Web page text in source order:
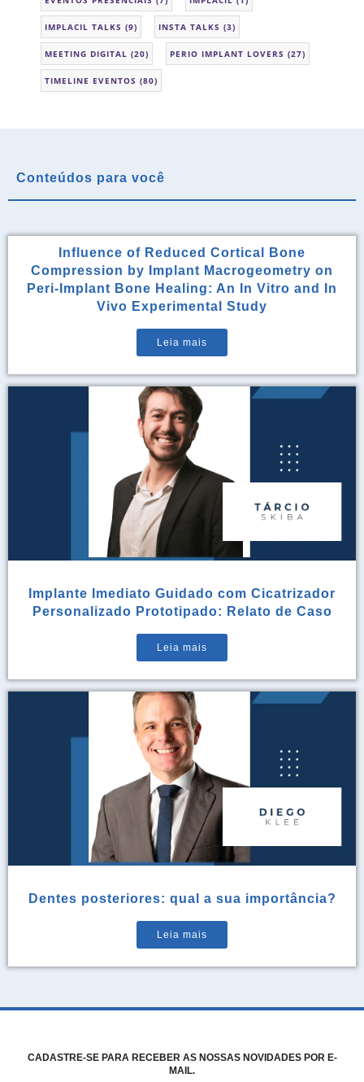
IMPLACIL TALKS (9) INSTA TALKS (3)
MEETING DIGITAL (20) PERIO IMPLANT LOVERS (27)
TIMELINE EVENTOS (80)
Conteúdos para você
Influence of Reduced Cortical Bone
Compression by Implant Macrogeometry on
Peri-Implant Bone Healing: An In Vitro and In
Vivo Experimental Study
Leia mais
Implante Imediato Guidado com Cicatrizador
Personalizado Prototipado: Relato de Caso
Leia mais
Dentes posteriores: qual a sua importância?
Leia mais
CADASTRE-SE PARA RECEBER AS NOSSAS NOVIDADES POR E-
MAIL.